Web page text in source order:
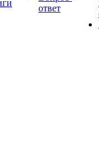
ответ